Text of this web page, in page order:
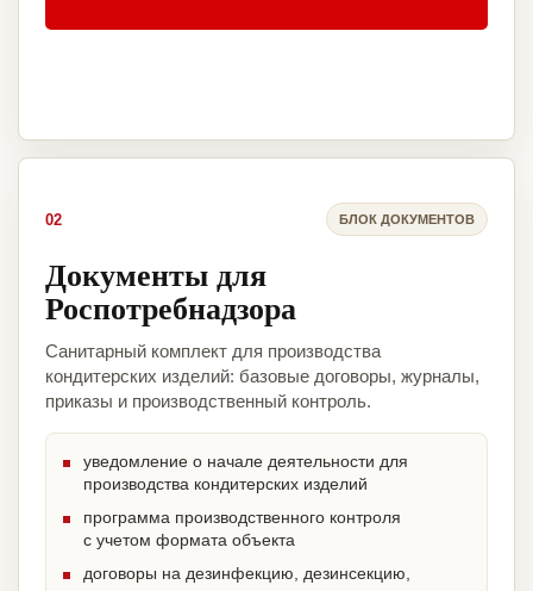
02 БЛОК ДОКУМЕНТОВ
Документы для
Роспотребнадзора
Санитарный комплект для производства
кондитерских изделий: базовые договоры, журналы,
приказы и производственный контроль.
уведомление о начале деятельности для
производства кондитерских изделий
программа производственного контроля
с учетом формата объекта
договоры на дезинфекцию, дезинсекцию,